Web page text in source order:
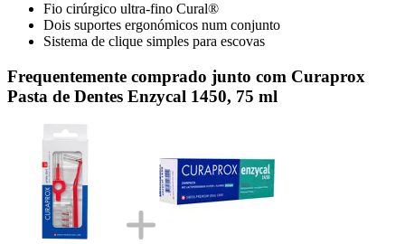
Fio cirúrgico ultra-fino Cural®
Dois suportes ergonómicos num conjunto
Sistema de clique simples para escovas
Frequentemente comprado junto com Curaprox
Pasta de Dentes Enzycal 1450, 75 ml